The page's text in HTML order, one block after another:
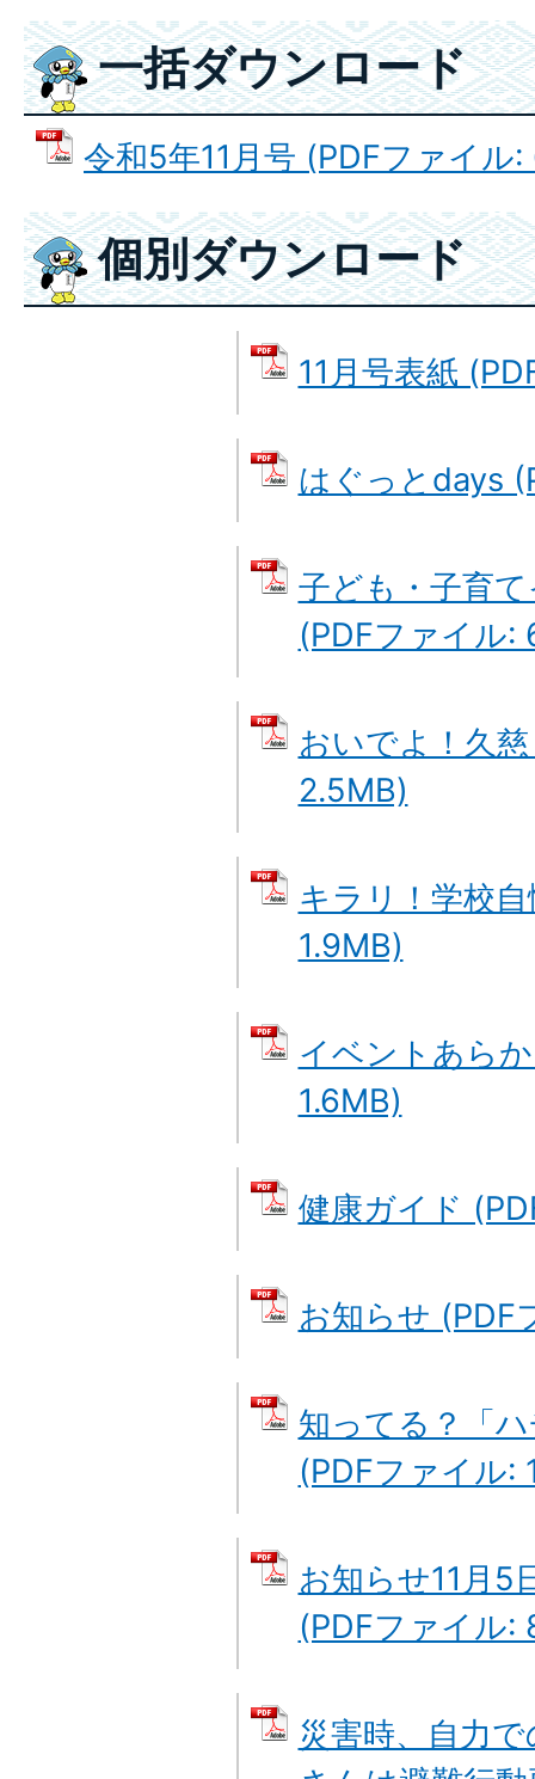
一括ダウンロード
令和5年11月号 (PDFファイル
個別ダウンロード
11月号表紙
はぐっとdays
子ども・子育
(PDFファイル:
おいでよ！久
2.5MB)
キラリ！学校
1.9MB)
イベントあら
1.6MB)
健康ガイド
お知らせ (PDF
知ってる？「
(PDFファイル:
お知らせ11月5
(PDFファイル:
災害時、自力